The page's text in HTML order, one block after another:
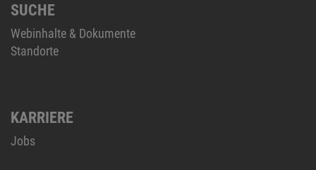
SUCHE
Webinhalte & Dokumente
Standorte
KARRIERE
Jobs